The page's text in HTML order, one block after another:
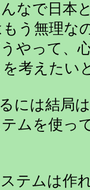
なで日本
う無理な
やって、
考えたい
には結局
ムを使っ
テムは作